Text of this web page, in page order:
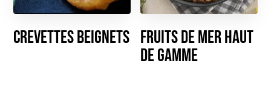
Crevettes Beignets Fruits de mer haut
de gamme